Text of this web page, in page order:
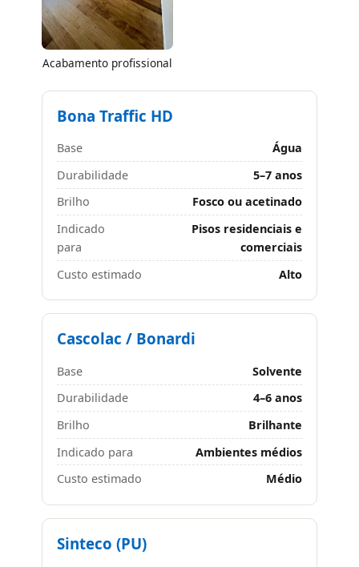
Acabamento profissional
Bona Traffic HD
Base
Água
Durabilidade
5–7 anos
Brilho
Fosco ou acetinado
Indicado
para
Pisos residenciais e
comerciais
Custo estimado
Alto
Cascolac / Bonardi
Base
Solvente
Durabilidade
4–6 anos
Brilho
Brilhante
Indicado para
Ambientes médios
Custo estimado
Médio
Sinteco (PU)